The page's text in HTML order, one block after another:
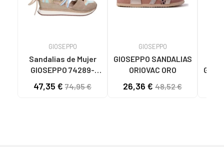
GIOSEPPO
Sandalias de Mujer
GIOSEPPO 74289-
47,35 € 74,95 €
GIOSEPPO
GIOSEPPO SANDALIAS
ORIOVAC ORO
26,36 € 48,52 €